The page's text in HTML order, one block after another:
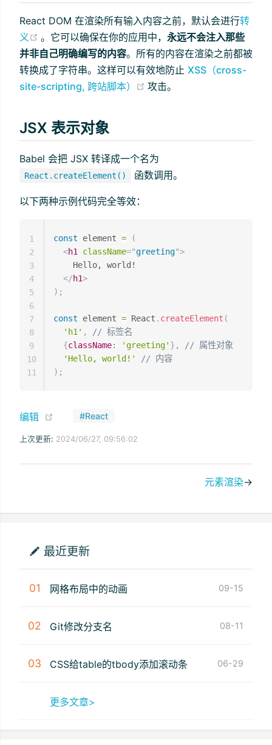
React DOM 在渲染所有输入内容之前，默认会进行转
义
(opens new window)
。它可以确保在你的应用中， 永远不会注入那些
并非自己明确编写的内容。所有的内容在渲染之前都被
转换成了字符串。这样可以有效地防止 XSS（cross-
site-scripting, 跨站脚本）
(opens new window)
攻击。
JSX 表示对象
Babel 会把 JSX 转译成一个名为
React.createElement() 函数调用。
以下两种示例代码完全等效：
const element =
(
<h1 className="greeting">
    Hello, world!
</h1>
) ;
const element = React . createElement (
'h1' ,
// 标签名
{className: 'greeting' } ,
// 属性对象
'Hello, world!'
// 内容
) ;
1
2
3
4
5
6
7
8
9
10
11
编辑 (opens new window)
#React
上次更新: 2024/06/27, 09:56:02
元素渲染→
最近更新
01 网格布局中的动画 09-15
02 Git修改分支名 08-11
03 CSS给table的tbody添加滚动条 06-29
更多文章>